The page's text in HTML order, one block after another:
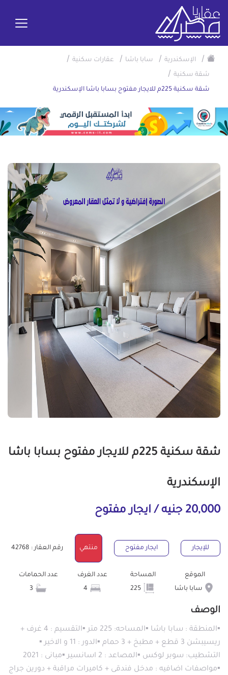
/ الإسكندرية / سابا باشا / عقارات سكنية /
شقة سكنية /
شقة سكنية 225م للايجار مفتوح بسابا باشا الإسكندرية
شقة سكنية 225م للايجار مفتوح بسابا باشا
الإسكندرية
20,000 جنيه / ايجار مفتوح
للإيجار ايجار مفتوح منتهي رقم العقار : 42768
الموقع
سابا باشا
المساحة
عدد الغرف
4
عدد الحمامات
الوصف
▪المنطقة : سابا باشا ▪️المساحه: 225 متر ▪️التقسيم : 4 غرف +
ريسيبشن 3 قطع + مطبخ + 3 حمام ▪️الدور : 11 و الاخير ▪️
التشطيب: سوبر لوكس ▪المصاعد : 2 اسانسير ▪مبانى : 2021
▪مواصفات اضافيه : مدخل فندقى + كاميرات مراقبة + دورين جراج